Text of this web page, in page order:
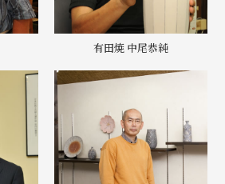
有田焼 中尾恭純